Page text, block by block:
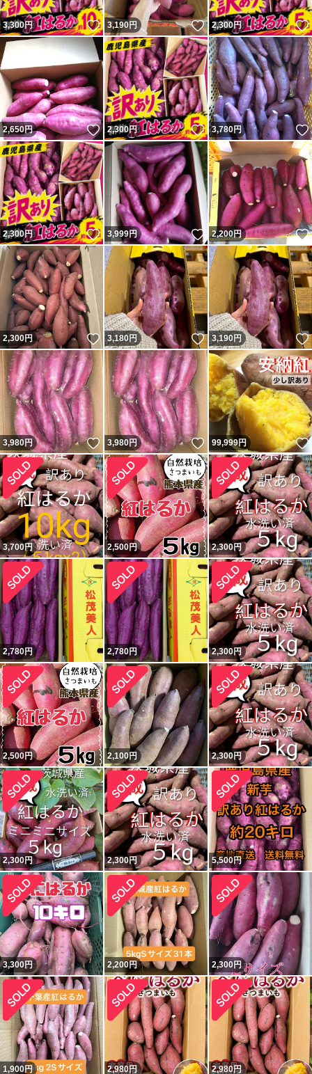
3,300円 いいね！
3,190円 いいね！
2,300円
2,650円 いいね！
2,300円 いいね！
3,780円
2,300円 いいね！
3,999円 いいね！
2,200円
2,300円 いいね！
3,180円 いいね！
3,190円
3,980円 いいね！
3,980円 いいね！
99,999円
3,700円 2,500円 2,300円
2,780円 2,780円 2,300円
2,500円 2,100円 2,300円
2,300円 2,300円 5,500円
3,300円 2,200円 2,300円
1,900円 2,980円 2,980円